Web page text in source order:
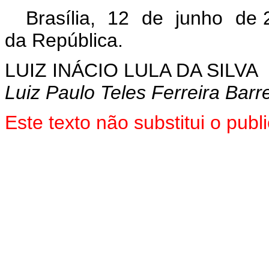
Brasília, 12 de junho de
da República.
LUIZ INÁCIO LULA DA SILVA
Luiz Paulo Teles Ferreira
Este texto não substitui o